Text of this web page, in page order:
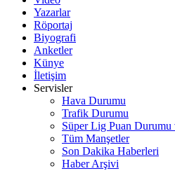
Yazarlar
Röportaj
Biyografi
Anketler
Künye
İletişim
Servisler
Hava Durumu
Trafik Durumu
Süper Lig Puan Durumu
Tüm Manşetler
Son Dakika Haberleri
Haber Arşivi